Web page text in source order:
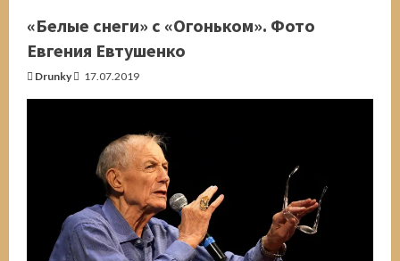
«Белые снеги» с «Огоньком». Фото
Евгения Евтушенко
Drunky 17.07.2019